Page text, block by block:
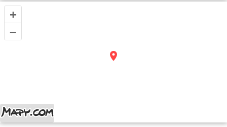
+
–